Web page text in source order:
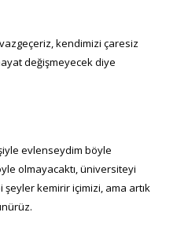
kendimizi çaresiz
değişmeyecek diye
evlenseydim böyle
olmayacaktı, üniversiteyi
şeyler kemirir içimizi, ama artık